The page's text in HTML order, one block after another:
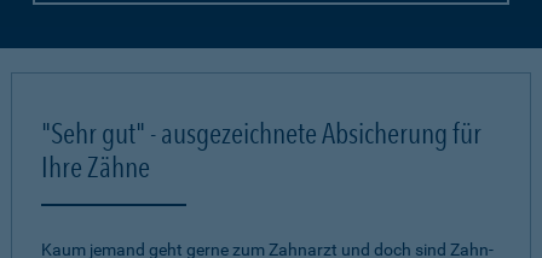
"Sehr gut" - ausgezeichnete Absicherung für
Ihre Zähne
Kaum jemand geht gerne zum Zahnarzt und doch sind Zahn-